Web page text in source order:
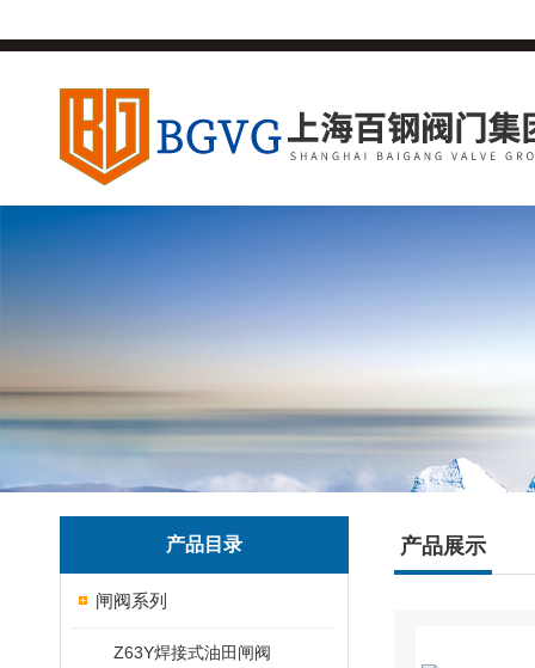
产品目录
闸阀系列
Z63Y焊接式油田闸阀
产品展示